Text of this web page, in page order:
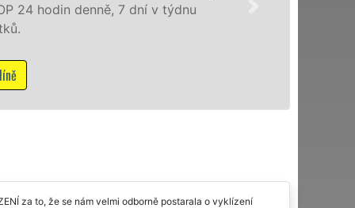
za to, že se nám velmi odborně postarala o vyklízení